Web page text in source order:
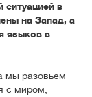
ситуацией в
на Запад, а
языков в
мы разовьем
с миром,